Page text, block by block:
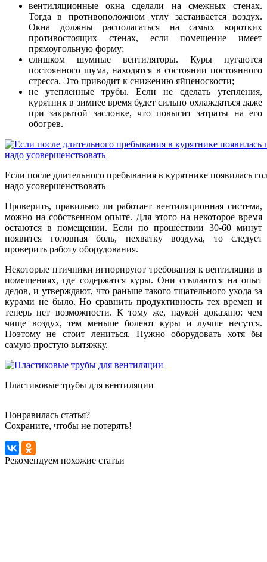
вентиляционные окна сделали на смежных стенах.
Тогда в противоположном углу застаивается воздух.
Окна должны располагаться на самых коротких
противостоящих стенах, если помещение имеет
прямоугольную форму;
слишком шумные вентиляторы. Куры пугаются
постоянного шума, находятся в состоянии постоянного
стресса. Это приводит к снижению яйценоскости;
не утепленные трубы. Если не сделать утепления,
курятник в зимнее время будет сильно охлаждаться даже
при закрытой заслонке, что повысит затраты на его
обогрев.
Если после длительного пребывания в курятнике появилась
надо усовершенствовать
Проверить, правильно ли работает вентиляционная система,
можно на собственном опыте. Для этого на некоторое время
остаются в помещении. Если по прошествии 30-60 минут
появится головная боль, нехватку воздуха, то следует
проверить работу оборудования.
Некоторые птичники игнорируют требования к вентиляции в
помещениях, где содержатся куры. Они ссылаются на опыт
дедов, и утверждают, что раньше такого тщательного ухода за
курами не было. Но сравнить продуктивность тех времен и
теперь нет возможности. К тому же, наукой доказано: чем
чище воздух, тем меньше болеют куры и лучше несутся.
Поэтому не стоит лениться. Нужно оборудовать хотя бы
самую простую вытяжку.
Пластиковые трубы для вентиляции
Понравилась статья?
Сохраните, чтобы не потерять!
Рекомендуем похожие статьи